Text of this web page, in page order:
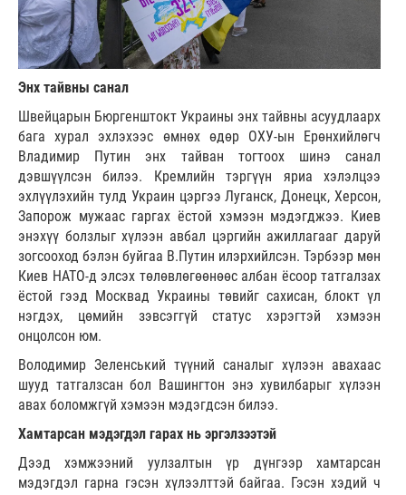
Энх тайвны санал
Швейцарын Бюргенштокт Украины энх тайвны асуудлаарх
бага хурал эхлэхээс өмнөх өдөр ОХУ-ын Ерөнхийлөгч
Владимир Путин энх тайван тогтоох шинэ санал
дэвшүүлсэн билээ. Кремлийн тэргүүн яриа хэлэлцээ
эхлүүлэхийн тулд Украин цэргээ Луганск, Донецк, Херсон,
Запорож мужаас гаргах ёстой хэмээн мэдэгджээ. Киев
энэхүү болзлыг хүлээн авбал цэргийн ажиллагааг даруй
зогсооход бэлэн буйгаа В.Путин илэрхийлсэн. Тэрбээр мөн
Киев НАТО-д элсэх төлөвлөгөөнөөс албан ёсоор татгалзах
ёстой гээд Москвад Украины төвийг сахисан, блокт үл
нэгдэх, цөмийн зэвсэггүй статус хэрэгтэй хэмээн
онцолсон юм.
Володимир Зеленський түүний саналыг хүлээн авахаас
шууд татгалзсан бол Вашингтон энэ хувилбарыг хүлээн
авах боломжгүй хэмээн мэдэгдсэн билээ.
Хамтарсан мэдэгдэл гарах нь эргэлзээтэй
Дээд хэмжээний уулзалтын үр дүнгээр хамтарсан
мэдэгдэл гарна гэсэн хүлээлттэй байгаа. Гэсэн хэдий ч